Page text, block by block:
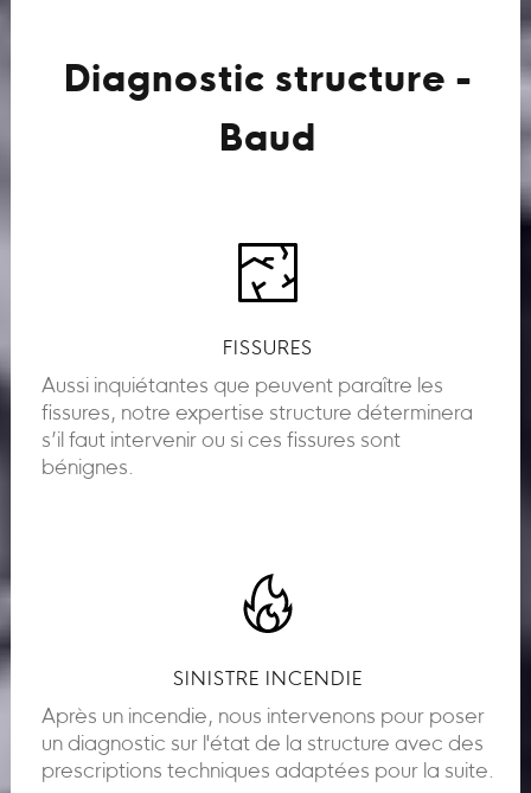
Diagnostic structure -
Baud
FISSURES
Aussi inquiétantes que peuvent paraître les
fissures, notre expertise structure déterminera
s’il faut intervenir ou si ces fissures sont
bénignes.
SINISTRE INCENDIE
Après un incendie, nous intervenons pour poser
un diagnostic sur l'état de la structure avec des
prescriptions techniques adaptées pour la suite.